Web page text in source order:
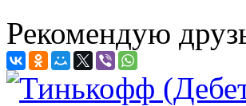
Рекомендую